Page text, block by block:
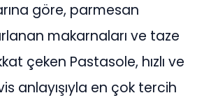
göre, parmesan
makarnaları ve taze
çeken Pastasole, hızlı ve
anlayışıyla en çok tercih